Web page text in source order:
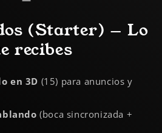
(Starter) — Lo
recibes
en 3D (15) para anuncios y
(boca sincronizada +